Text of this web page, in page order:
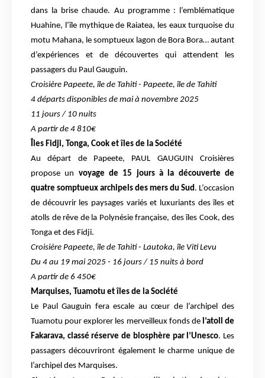
dans la brise chaude. Au programme : l’emblématique
Huahine, l’île mythique de Raiatea, les eaux turquoise du
motu Mahana, le somptueux lagon de Bora Bora… autant
d’expériences et de découvertes qui attendent les
passagers du Paul Gauguin.
Croisière Papeete, île de Tahiti - Papeete, île de Tahiti
4 départs disponibles de mai à novembre 2025
11 jours / 10 nuits
A partir de 4 810€
Îles Fidji, Tonga, Cook et îles de la Société
Au départ de Papeete, PAUL GAUGUIN Croisières
propose un voyage de 15 jours à la découverte de
quatre somptueux archipels des mers du Sud. L’occasion
de découvrir les paysages variés et luxuriants des îles et
atolls de rêve de la Polynésie française, des îles Cook, des
Tonga et des Fidji.
Croisière Papeete, île de Tahiti - Lautoka, île Viti Levu
Du 4 au 19 mai 2025 - 16 jours / 15 nuits à bord
A partir de 6 450€
Marquises, Tuamotu et îles de la Société
Le Paul Gauguin fera escale au cœur de l’archipel des
Tuamotu pour explorer les merveilleux fonds del’atoll de
Fakarava, classé réserve de biosphère par l’Unesco. Les
passagers découvriront également le charme unique de
l’archipel des Marquises.